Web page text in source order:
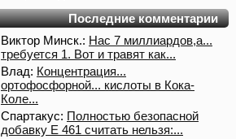
Последние комментарии
Виктор Минск.: Нас 7 миллиардов,а...
требуется 1. Вот и травят как...
Влад: Концентрация...
ортофосфорной... кислоты в Кока-
Коле...
Спартакус: Полностью безопасной
добавку Е 461 считать нельзя:...